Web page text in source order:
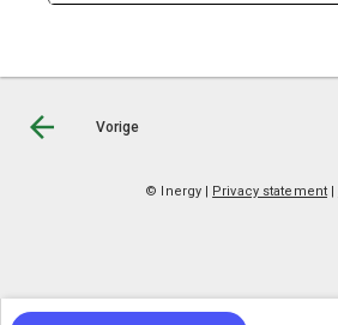
Vorige
© Inergy | Privacy statement|